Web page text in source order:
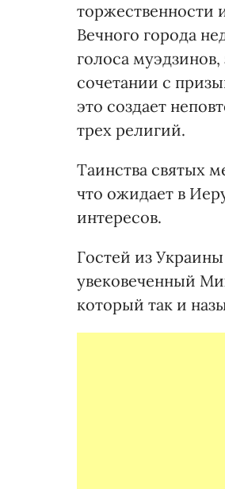
торжественности
Вечного города
голоса
сочетании с
это создает
трех религий.
Таинства святых
что ожидает в
интересов.
Гостей из
увековеченный
который так и